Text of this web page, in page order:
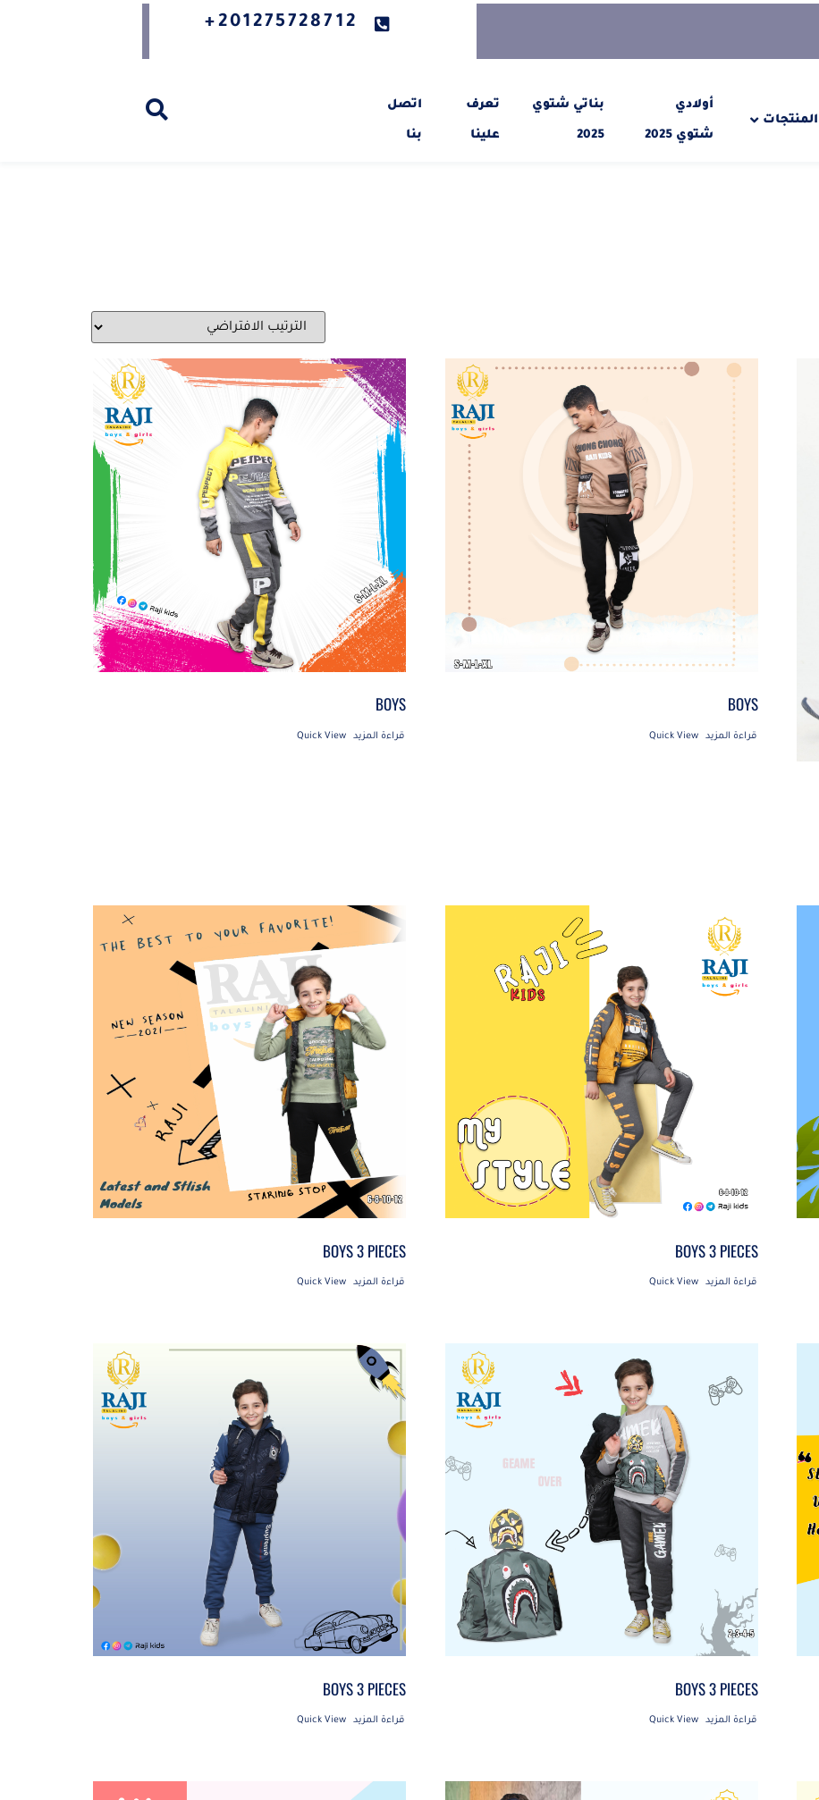
201275728712+
المنتجات
أولادي
شتوي 2025
بناتي شتوي
2025
تعرف
علينا
اتصل
بنا
BOYS
قراءة المزيد Quick View
BOYS
قراءة المزيد Quick View
BOYS 3 PIECES
قراءة المزيد Quick View
BOYS 3 PIECES
قراءة المزيد Quick View
BOYS 3 PIECES
قراءة المزيد Quick View
BOYS 3 PIECES
قراءة المزيد Quick View